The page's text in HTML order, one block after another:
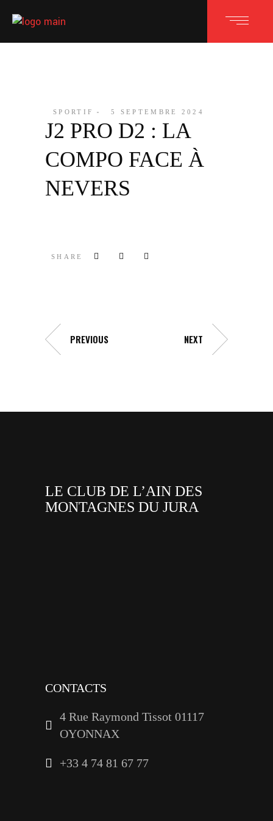
SPORTIF 5 SEPTEMBRE 2024
J2 PRO D2 : LA
COMPO FACE À
NEVERS
SHARE
PREVIOUS NEXT
LE CLUB DE L’AIN DES
MONTAGNES DU JURA
CONTACTS
4 Rue Raymond Tissot 01117
OYONNAX
+33 4 74 81 67 77